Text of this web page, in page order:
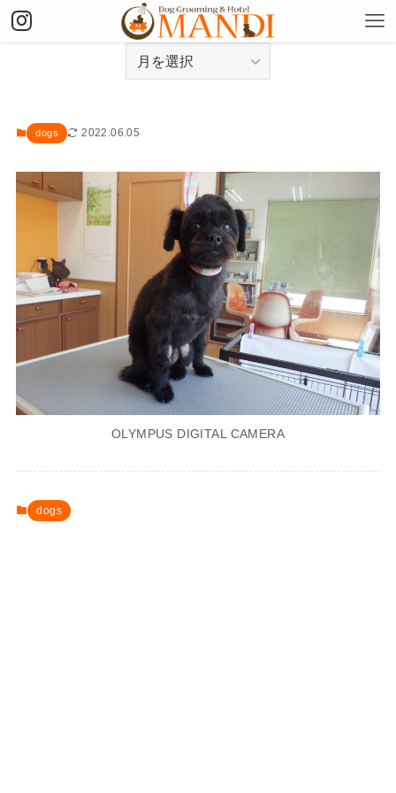
dogs 2022.06.05
OLYMPUS DIGITAL CAMERA
dogs